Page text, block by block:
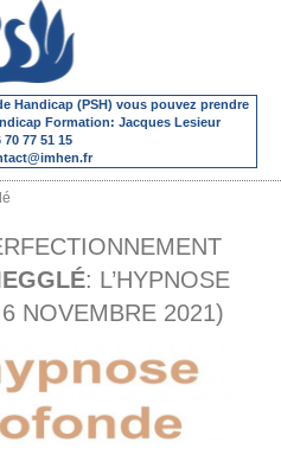
Handicap (PSH) vous pouvez prendre
Formation: Jacques Lesieur
70 77 51 15
: L’HYPNOSE
NOVEMBRE 2021)